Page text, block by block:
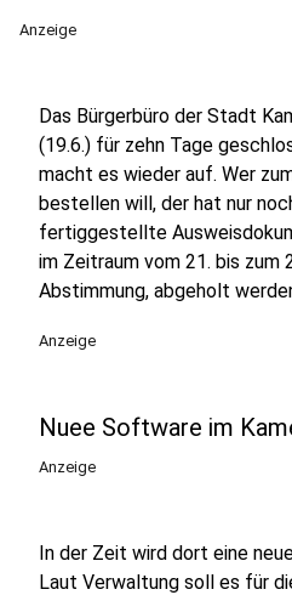
Anzeige
Das Bürgerbüro der Stadt
(19.6.) für zehn Tage
macht es wieder auf. Wer
bestellen will, der hat nur
fertiggestellte
im Zeitraum vom 21. bis zum
Abstimmung, abgeholt
Anzeige
Nuee Software im
Anzeige
In der Zeit wird dort eine
Laut Verwaltung soll es für